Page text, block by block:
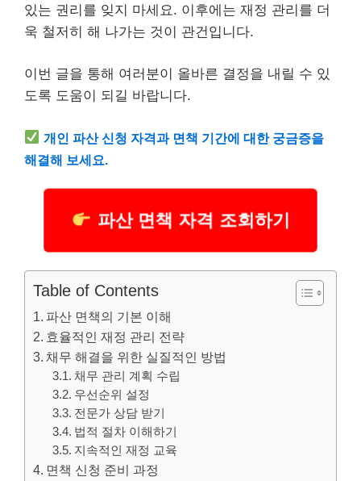
있는 권리를 잊지 마세요. 이후에는 재정 관리를 더
욱 철저히 해 나가는 것이 관건입니다.
이번 글을 통해 여러분이 올바른 결정을 내릴 수 있
도록 도움이 되길 바랍니다.
개인 파산 신청 자격과 면책 기간에 대한 궁금증을
해결해 보세요.
파산 면책 자격 조회하기
Table of Contents
파산 면책의 기본 이해
효율적인 재정 관리 전략
채무 해결을 위한 실질적인 방법
채무 관리 계획 수립
우선순위 설정
전문가 상담 받기
법적 절차 이해하기
지속적인 재정 교육
면책 신청 준비 과정